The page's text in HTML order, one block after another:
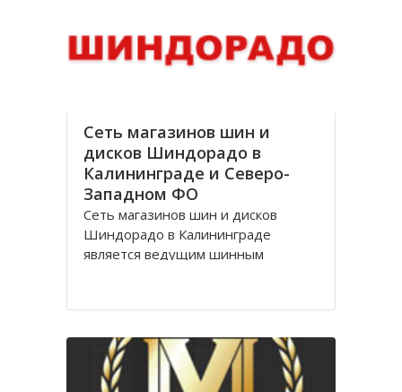
Сеть магазинов шин и
дисков Шиндорадо в
Калининграде и Северо-
Западном ФО
Сеть магазинов шин и дисков
Шиндорадо в Калининграде
является ведущим шинным
восемь магазинов, но компания не
желает останавливаться на
достигнутом уровне и продолжает
расширяться.